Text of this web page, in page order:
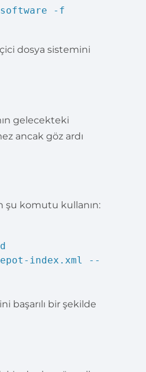
-f
dosya sistemini
gelecekteki
ancak göz ardı
şu komutu kullanın:
depot-index.xml --
başarılı bir şekilde